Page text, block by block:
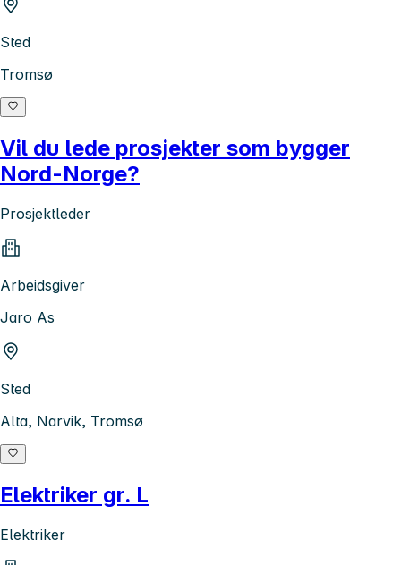
Sted
Tromsø
Vil du lede prosjekter som bygger
Nord-Norge?
Prosjektleder
Arbeidsgiver
Jaro As
Sted
Alta, Narvik, Tromsø
Elektriker gr. L
Elektriker